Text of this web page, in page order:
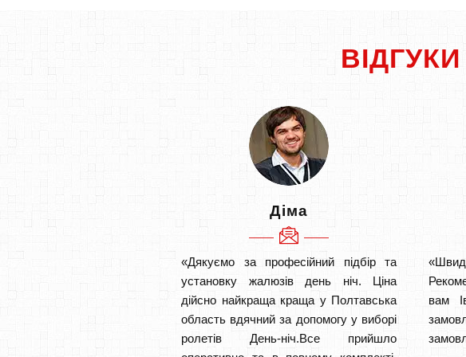
ВІДГУКИ
Діма
«Дякуємо за професійний підбір та
установку жалюзів день ніч. Ціна
дійсно найкраща краща у Полтавська
область вдячний за допомогу у виборі
ролетів День-ніч.Все прийшло
вам